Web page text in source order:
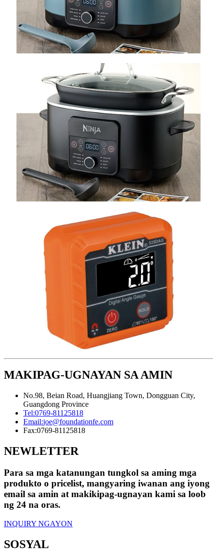
MAKIPAG-UGNAYAN SA AMIN
No.98, Beian Road, Huangjiang Town, Dongguan City,
Guangdong Province
Tel:0769-81125818
Email:joe@foundationfe.com
Fax:0769-81125818
NEWLETTER
Para sa mga katanungan tungkol sa aming mga
produkto o pricelist, mangyaring iwanan ang iyong
email sa amin at makikipag-ugnayan kami sa loob
ng 24 na oras.
INQUIRY NGAYON
SOSYAL